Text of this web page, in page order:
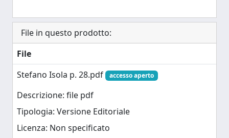
File in questo prodotto:
File
Stefano Isola p. 28.pdf
accesso aperto
Descrizione: file pdf
Tipologia: Versione Editoriale
Licenza: Non specificato